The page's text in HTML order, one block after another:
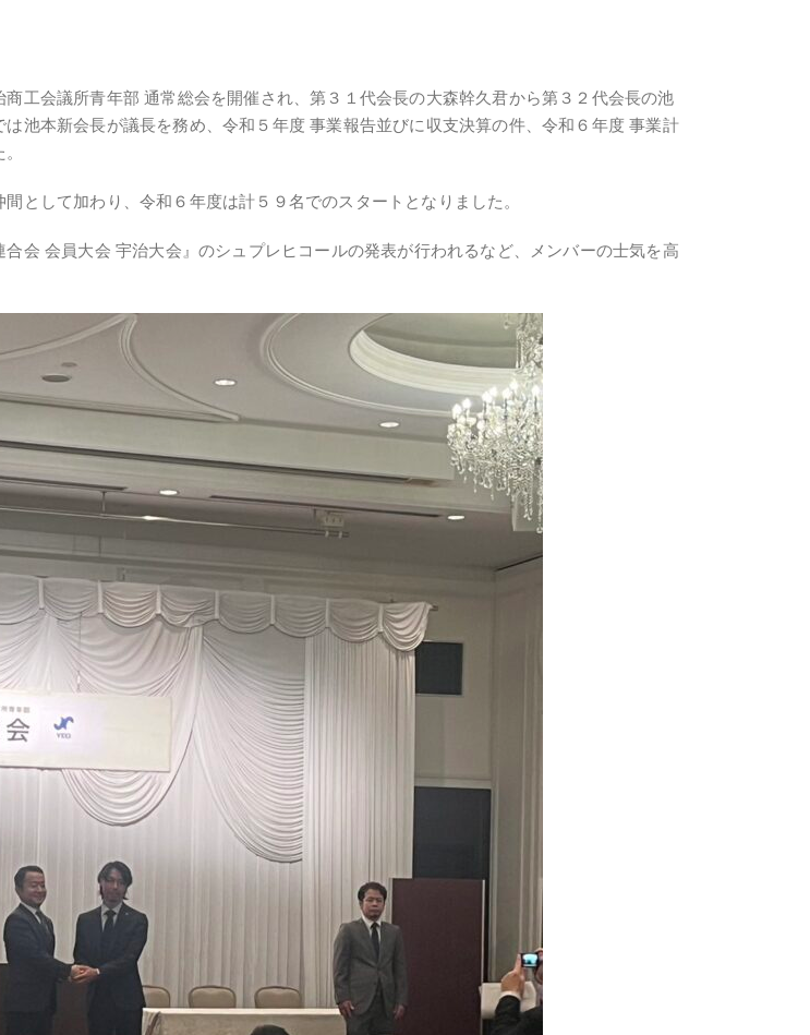
工会議所青年部 通常総会を開催され、第３１代会長の大森幹久君から第３２代会長の池
池本新会長が議長を務め、令和５年度 事業報告並びに収支決算の件、令和６年度 事業計
として加わり、令和６年度は計５９名でのスタートとなりました。
会 会員大会 宇治大会』のシュプレヒコールの発表が行われるなど、メンバーの士気を高